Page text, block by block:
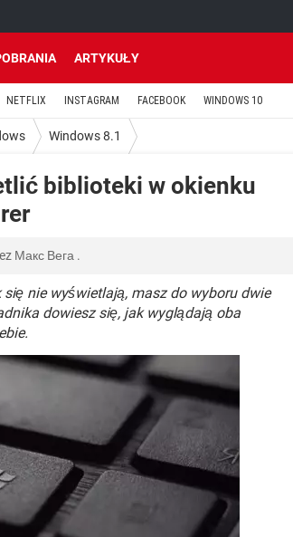
ARTYKUŁY
NETFLIX INSTAGRAM FACEBOOK WINDOWS 10
Windows 8.1
biblioteki w okienku
Макс Вега .
nie wyświetlają, masz do wyboru dwie
dowiesz się, jak wyglądają oba